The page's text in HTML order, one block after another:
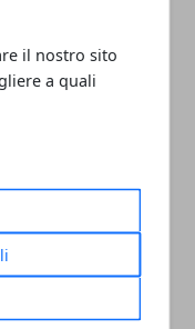
il nostro sito
a quali